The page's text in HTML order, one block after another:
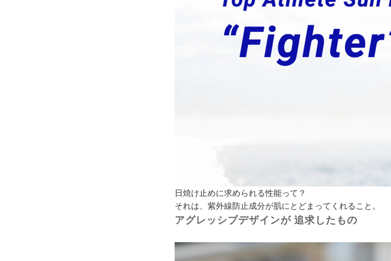
日焼け止めに求められる性能って？
それは、紫外線防止成分が肌にとどまってくれること。
アグレッシブデザインが 追求したもの